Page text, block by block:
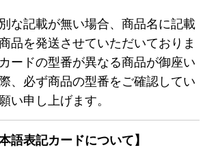
な記載が無い場合、商品名に記載
品を発送させていただいておりま
ードの型番が異なる商品が御座い
、必ず商品の型番をご確認してい
い申し上げます。
語表記カードについて】